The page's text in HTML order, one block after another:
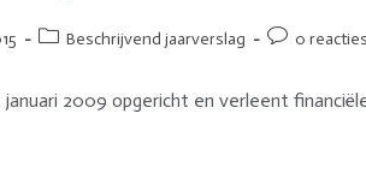
Beschrijvend jaarverslag 0 reacties
2009 opgericht en verleent